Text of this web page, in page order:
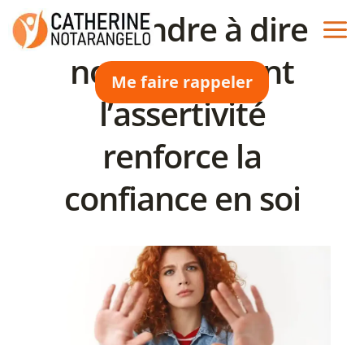
Aller
au
contenu
Me faire rappeler
Apprendre à dire
non : comment
l’assertivité
renforce la
confiance en soi